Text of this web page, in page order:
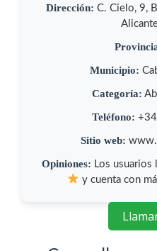
Dirección: C. Cielo, 9,
Municipio:
Categoría:
Teléfono:
Sitio web:
Opiniones: Los
y cuenta con